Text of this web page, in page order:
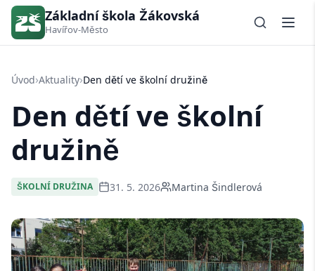
Základní škola Žákovská
Havířov-Město
Úvod›Aktuality›Den dětí ve školní družině
Den dětí ve školní
družině
ŠKOLNÍ DRUŽINA 31. 5. 2026 Martina Šindlerová